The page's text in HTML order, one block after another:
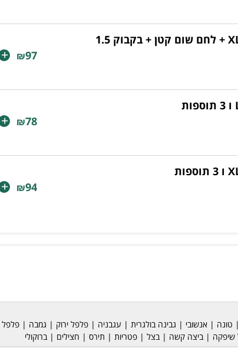
₪97
+
₪78
+
₪94
+
| טונה | אנשובי | גבינה בולגרית | עגבניה | פלפל ירוק | גמבה | פלפל
שיפקה | ביצה קשה | בצל | פטריות | תירס | חצילים | ברוקולי